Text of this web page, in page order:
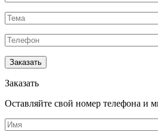
Заказать
Оставляйте свой номер телефона и